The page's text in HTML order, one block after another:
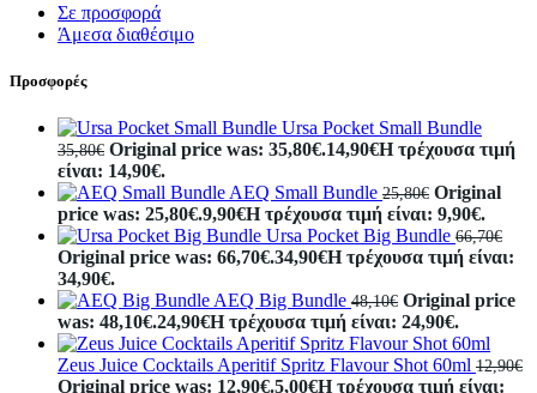
Σε προσφορά
Άμεσα διαθέσιμο
Προσφορές
Ursa Pocket Small Bundle
35,80€ Original price was: 35,80€.14,90€Η τρέχουσα τιμή
είναι: 14,90€.
AEQ Small Bundle 25,80€ Original
price was: 25,80€.9,90€Η τρέχουσα τιμή είναι: 9,90€.
Ursa Pocket Big Bundle 66,70€
Original price was: 66,70€.34,90€Η τρέχουσα τιμή είναι:
34,90€.
AEQ Big Bundle 48,10€ Original price
was: 48,10€.24,90€Η τρέχουσα τιμή είναι: 24,90€.
Zeus Juice Cocktails Aperitif Spritz Flavour Shot 60ml 12,90€
Original price was: 12,90€.5,00€Η τρέχουσα τιμή είναι: